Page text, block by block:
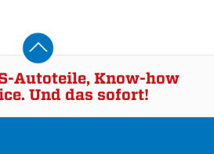
Autoteile, Know-how
Und das sofort!